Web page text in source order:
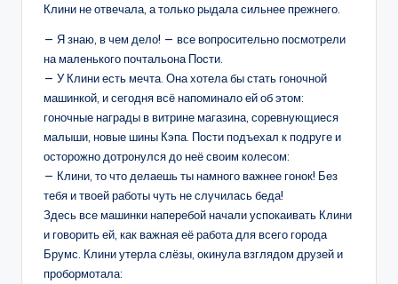
Клини не отвечала, а только рыдала сильнее прежнего.
— Я знаю, в чем дело! — все вопросительно посмотрели
на маленького почтальона Пости.
— У Клини есть мечта. Она хотела бы стать гоночной
машинкой, и сегодня всё напоминало ей об этом:
гоночные награды в витрине магазина, соревнующиеся
малыши, новые шины Кэпа. Пости подъехал к подруге и
осторожно дотронулся до неё своим колесом:
— Клини, то что делаешь ты намного важнее гонок! Без
тебя и твоей работы чуть не случилась беда!
Здесь все машинки наперебой начали успокаивать Клини
и говорить ей, как важная её работа для всего города
Брумс. Клини утерла слёзы, окинула взглядом друзей и
пробормотала: